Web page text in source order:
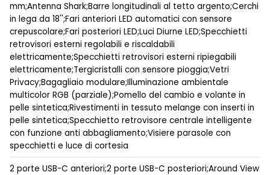
mm;Antenna Shark;Barre longitudinali al tetto argento;Cerchi
in lega da 18'';Fari anteriori LED automatici con sensore
crepuscolare;Fari posteriori LED;Luci Diurne LED;Specchietti
retrovisori esterni regolabili e riscaldabili
elettricamente;Specchietti retrovisori esterni ripiegabili
elettricamente;Tergicristalli con sensore pioggia;Vetri
Privacy;Bagagliaio modulare;Illuminazione ambientale
multicolor RGB (parziale);Pomello del cambio e volante in
pelle sintetica;Rivestimenti in tessuto melange con inserti in
pelle sintetica;Specchietto retrovisore centrale intelligente
con funzione anti abbagliamento;Visiere parasole con
specchietti e luce di cortesia
2 porte USB-C anteriori;2 porte USB-C posteriori;Around View